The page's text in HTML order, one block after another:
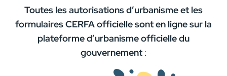
Toutes les autorisations d’urbanisme et les
formulaires CERFA officielle sont en ligne sur la
plateforme d’urbanisme officielle du
gouvernement: